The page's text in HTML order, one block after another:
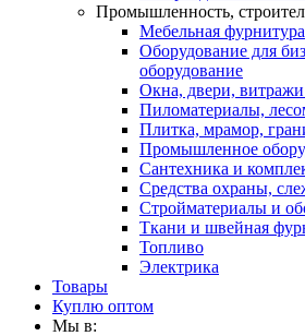
Промышленность,
Мебельная фурнитура
Оборудование для
оборудование
Окна, двери,
Пиломатериалы,
Плитка, мрамор,
Промышленное
Сантехника и
Средства охраны,
Стройматериалы и
Ткани и швейная
Топливо
Электрика
Товары
Куплю оптом
Мы в: